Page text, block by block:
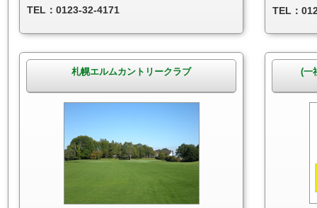
TEL：0123-32-4171
TEL：
札幌エルムカントリークラブ (一